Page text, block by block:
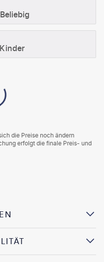
Beliebig
die Preise noch ändern
erfolgt die finale Preis- und